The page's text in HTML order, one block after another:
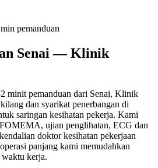
pemanduan
Senai — Klinik
minit pemanduan dari Senai, Klinik
dan syarikat penerbangan di
saringan kesihatan pekerja. Kami
ujian penglihatan, ECG dan
doktor kesihatan pekerjaan
panjang kami memudahkan
waktu kerja.